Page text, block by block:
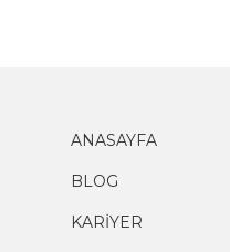
ANASAYFA
BLOG
KARİYER